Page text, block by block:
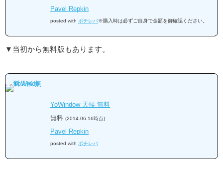
Pavel Repkin
posted with ポチレバ※購入時は必ずご自身で金額を御確認ください。
▼当初から無料版もあります。
YoWindow 天候 無料
無料 (2014.06.16時点)
Pavel Repkin
posted with ポチレバ